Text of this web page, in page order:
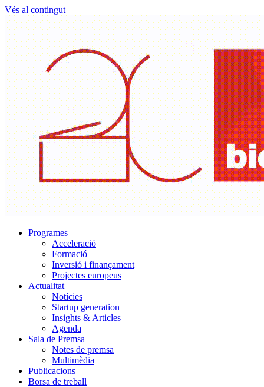
Vés al contingut
Programes
Acceleració
Formació
Inversió i finançament
Projectes europeus
Actualitat
Notícies
Startup generation
Insights & Articles
Agenda
Sala de Premsa
Notes de premsa
Multimèdia
Publicacions
Borsa de treball